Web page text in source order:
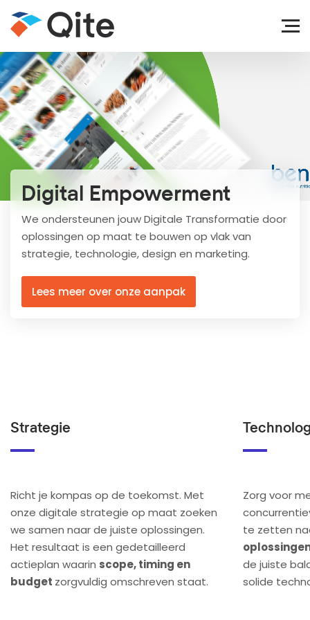
Digital Empowerment
We ondersteunen jouw Digitale Transformatie door
oplossingen op maat te bouwen op vlak van
strategie, technologie, design en marketing.
Lees meer over onze aanpak
Strategie
Richt je kompas op de toekomst. Met
onze digitale strategie op maat zoeken
we samen naar de juiste oplossingen.
Het resultaat is een gedetailleerd
actieplan waarin scope, timing en
budget zorgvuldig omschreven staat.
Zorg voor
te zetten
de juiste
solide